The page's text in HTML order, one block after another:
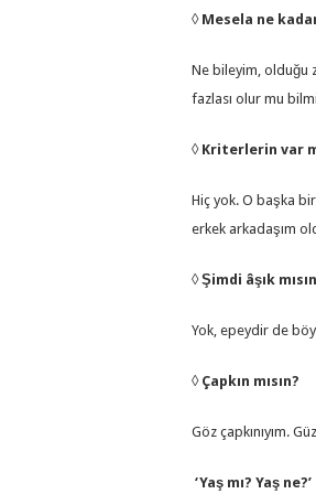
◊Mesela ne
Ne bileyim, olduğu
fazlası olur mu
◊Kriterlerin var
Hiç yok. O başka
erkek arkadaşım
◊Şimdi âşık
Yok, epeydir de
◊Çapkın mısın?
Göz çapkınıyım.
‘Yaş mı? Yaş ne?’